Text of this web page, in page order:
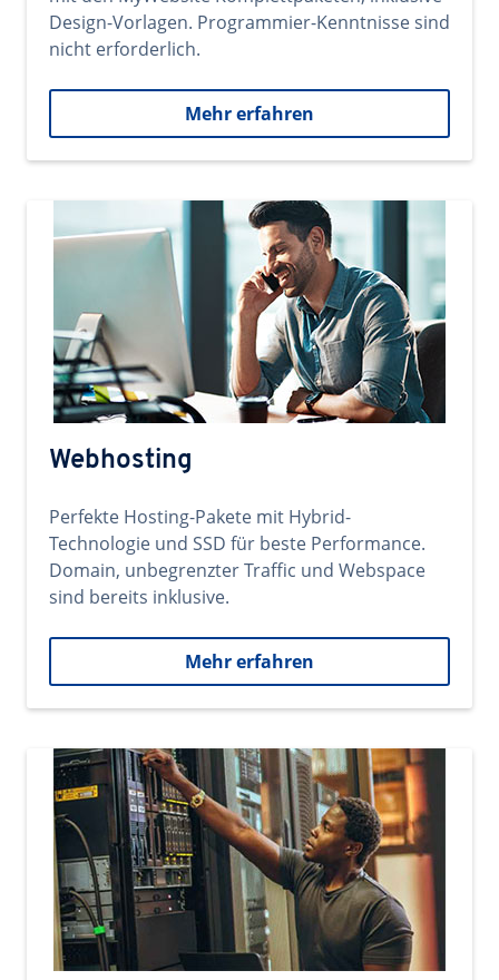
Design-Vorlagen. Programmier-Kenntnisse sind
nicht erforderlich.
Mehr erfahren
Webhosting
Perfekte Hosting-Pakete mit Hybrid-
Technologie und SSD für beste Performance.
Domain, unbegrenzter Traffic und Webspace
sind bereits inklusive.
Mehr erfahren